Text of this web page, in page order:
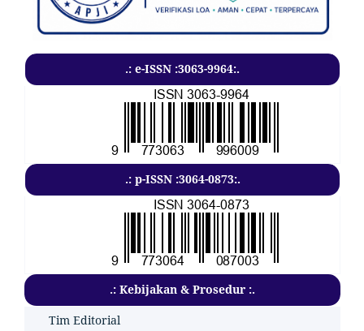
.: e-ISSN :3063-9964:.
.: p-ISSN :3064-0873:.
.: Kebijakan & Prosedur :.
Tim Editorial